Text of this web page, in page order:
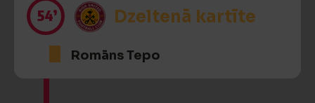
54’ Dzeltenā kartīte
Romāns Tepo